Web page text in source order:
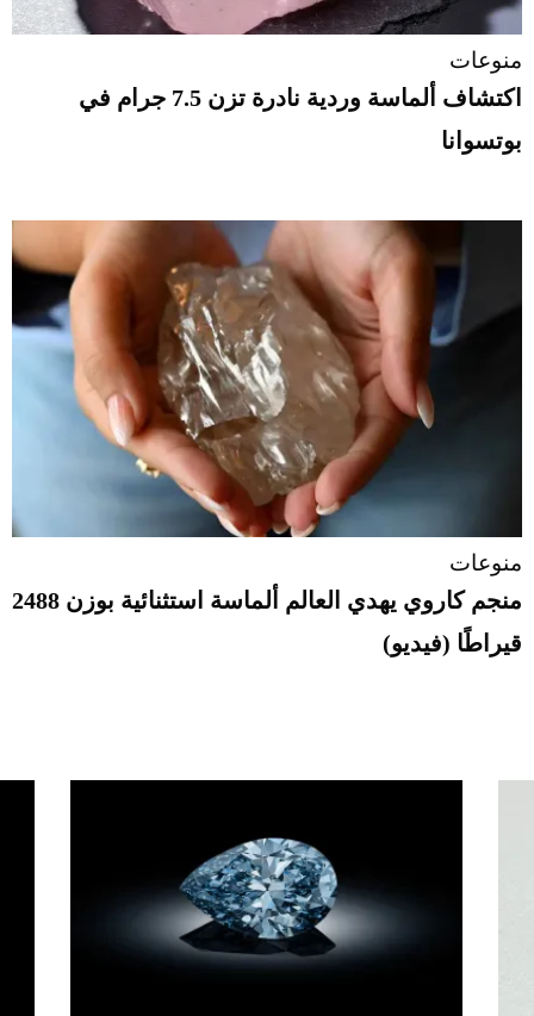
منوعات
اكتشاف ألماسة وردية نادرة تزن 7.5 جرام في
بوتسوانا
منوعات
منجم كاروي يهدي العالم ألماسة استثنائية بوزن 2488
قيراطًا (فيديو)